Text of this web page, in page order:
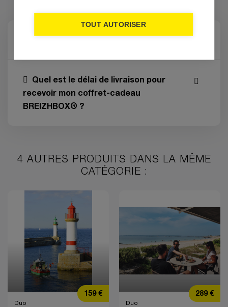
TOUT AUTORISER
Quel est le délai de livraison pour
recevoir mon coffret-cadeau
BREIZHBOX® ?
4 AUTRES PRODUITS DANS LA MÊME
CATÉGORIE :
Prix159 €
Duo
Prix289 €
Duo